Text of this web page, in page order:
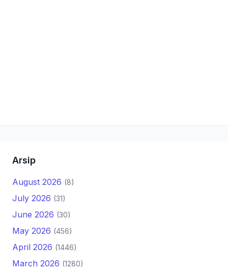
Arsip
August 2026 (8)
July 2026 (31)
June 2026 (30)
May 2026 (456)
April 2026 (1446)
March 2026 (1280)